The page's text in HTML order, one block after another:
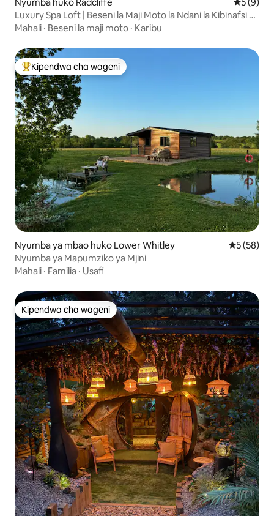
Luxury Spa Loft | Beseni la Maji Moto la Ndani la Kibinafsi na
Sauna
Mahali · Beseni la maji moto · Karibu
Kipendwa maarufu cha wageni
Kipendwa cha wageni
Nyumba ya mbao huko Lower Whitley Ukadiriaji
5 (58)
Nyumba ya Mapumziko ya Mjini
Mahali · Familia · Usafi
Kipendwa cha wageni
Kipendwa cha wageni